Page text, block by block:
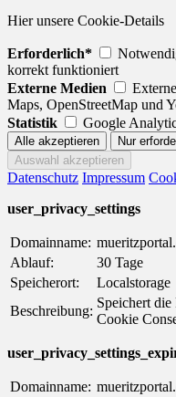
Hier unsere Cookie-Details
Erforderlich*
korrekt funktioniert
Externe Medien
Maps, OpenStreetMap und
Statistik
Google
Datenschutz Impressum
user_privacy_settings
Domainname:
Ablauf:
30 Tage
Speicherort:
Localstorage
Beschreibung:
Speichert
Cookie
Domainname: